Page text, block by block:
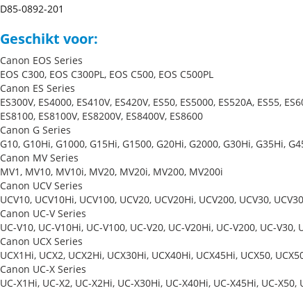
D85-0892-201
Geschikt voor:
Canon EOS Series
EOS C300, EOS C300PL, EOS C500, EOS C500PL
Canon ES Series
ES300V, ES4000, ES410V, ES420V, ES50, ES5000, ES520A, ES55,
ES8100, ES8100V, ES8200V, ES8400V, ES8600
Canon G Series
G10, G10Hi, G1000, G15Hi, G1500, G20Hi, G2000, G30Hi, G35Hi,
Canon MV Series
MV1, MV10, MV10i, MV20, MV20i, MV200, MV200i
Canon UCV Series
UCV10, UCV10Hi, UCV100, UCV20, UCV20Hi, UCV200, UCV30,
Canon UC-V Series
UC-V10, UC-V10Hi, UC-V100, UC-V20, UC-V20Hi, UC-V200, UC-V30,
Canon UCX Series
UCX1Hi, UCX2, UCX2Hi, UCX30Hi, UCX40Hi, UCX45Hi, UCX50,
Canon UC-X Series
UC-X1Hi, UC-X2, UC-X2Hi, UC-X30Hi, UC-X40Hi, UC-X45Hi, UC-X50,